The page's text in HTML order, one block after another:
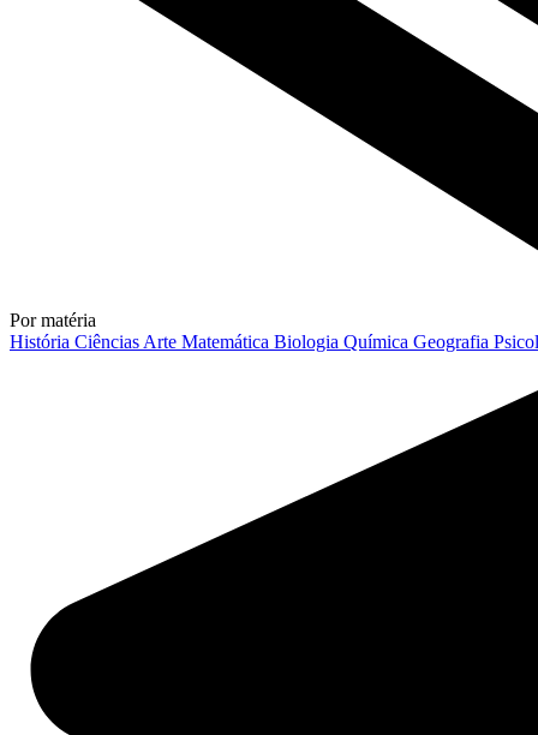
Por matéria
História Ciências Arte Matemática Biologia Química Geografia